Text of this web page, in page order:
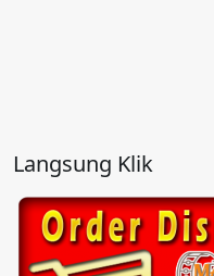
Langsung Klik